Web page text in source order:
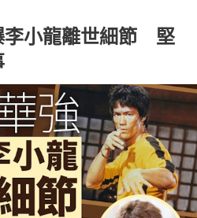
李小龍離世細節 堅